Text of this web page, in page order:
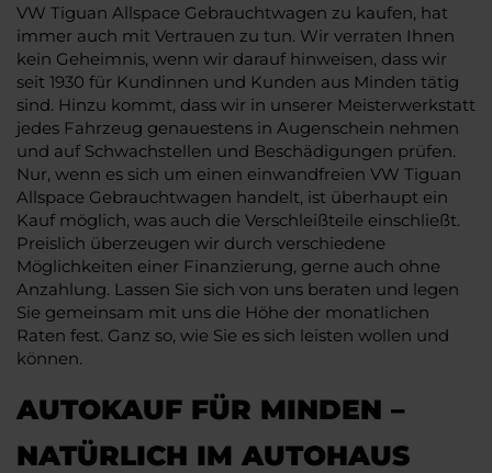
VW Tiguan Allspace Gebrauchtwagen zu kaufen, hat
immer auch mit Vertrauen zu tun. Wir verraten Ihnen
kein Geheimnis, wenn wir darauf hinweisen, dass wir
seit 1930 für Kundinnen und Kunden aus Minden tätig
sind. Hinzu kommt, dass wir in unserer Meisterwerkstatt
jedes Fahrzeug genauestens in Augenschein nehmen
und auf Schwachstellen und Beschädigungen prüfen.
Nur, wenn es sich um einen einwandfreien VW Tiguan
Allspace Gebrauchtwagen handelt, ist überhaupt ein
Kauf möglich, was auch die Verschleißteile einschließt.
Preislich überzeugen wir durch verschiedene
Möglichkeiten einer Finanzierung, gerne auch ohne
Anzahlung. Lassen Sie sich von uns beraten und legen
Sie gemeinsam mit uns die Höhe der monatlichen
Raten fest. Ganz so, wie Sie es sich leisten wollen und
können.
AUTOKAUF FÜR MINDEN –
NATÜRLICH IM AUTOHAUS